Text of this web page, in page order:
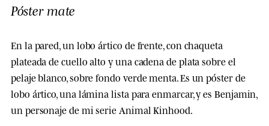
Póster mate
En la pared, un lobo ártico de frente, con chaqueta
plateada de cuello alto y una cadena de plata sobre el
pelaje blanco, sobre fondo verde menta. Es un póster de
lobo ártico, una lámina lista para enmarcar, y es Benjamin,
un personaje de mi serie Animal Kinhood.